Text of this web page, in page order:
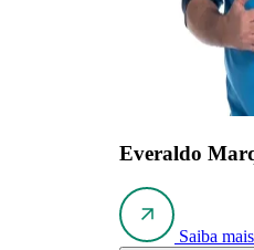
Everaldo
Saiba mais